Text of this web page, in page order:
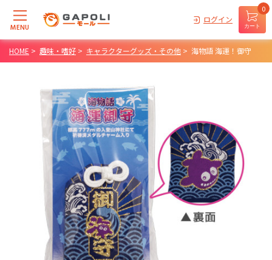
MENU
ログイン
カート
0
HOME > 趣味・嗜好 > キャラクターグッズ・その他 > 海物語 海運！御守